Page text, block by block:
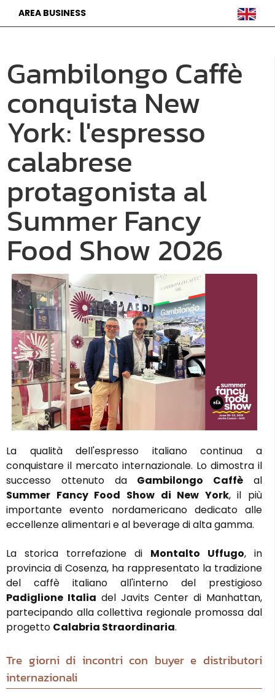
AREA BUSINESS
Gambilongo Caffè
conquista New
York: l'espresso
calabrese
protagonista al
Summer Fancy
Food Show 2026
La qualità dell'espresso italiano continua a
conquistare il mercato internazionale. Lo dimostra il
successo ottenuto da Gambilongo Caffè al
Summer Fancy Food Show di New York, il più
importante evento nordamericano dedicato alle
eccellenze alimentari e al beverage di alta gamma.
La storica torrefazione di Montalto Uffugo, in
provincia di Cosenza, ha rappresentato la tradizione
del caffè italiano all'interno del prestigioso
Padiglione Italia del Javits Center di Manhattan,
partecipando alla collettiva regionale promossa dal
progetto Calabria Straordinaria.
Tre giorni di incontri con buyer e distributori
internazionali